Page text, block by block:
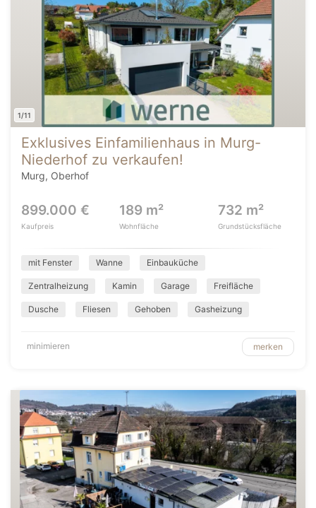
1/11
Exklusives Einfamilienhaus in Murg-
Niederhof zu verkaufen!
Murg, Oberhof
899.000 €
Kaufpreis
189 m²
Wohnfläche
732 m²
Grundstücksfläche
mit Fenster Wanne Einbauküche
Zentralheizung Kamin Garage Freifläche
Dusche Fliesen Gehoben Gasheizung
minimieren merken